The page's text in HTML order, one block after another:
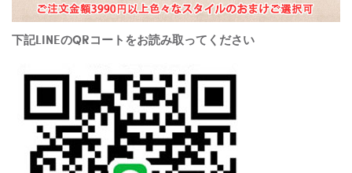
下記LINEのQRコートをお読み取ってください